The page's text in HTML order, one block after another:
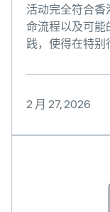
活动完全符合香
命流程以及可能
践，使得在特别
2 月 27, 2026